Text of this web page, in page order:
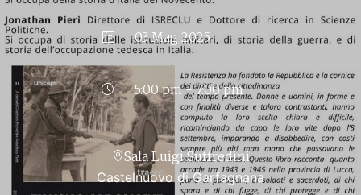
03 Mag 2025
5:00 pm - 7:00 pm
Sala Luigi Suffredini
Castelnuovo di Garfagnana